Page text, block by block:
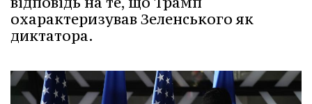
охарактеризував Зеленського як
диктатора.